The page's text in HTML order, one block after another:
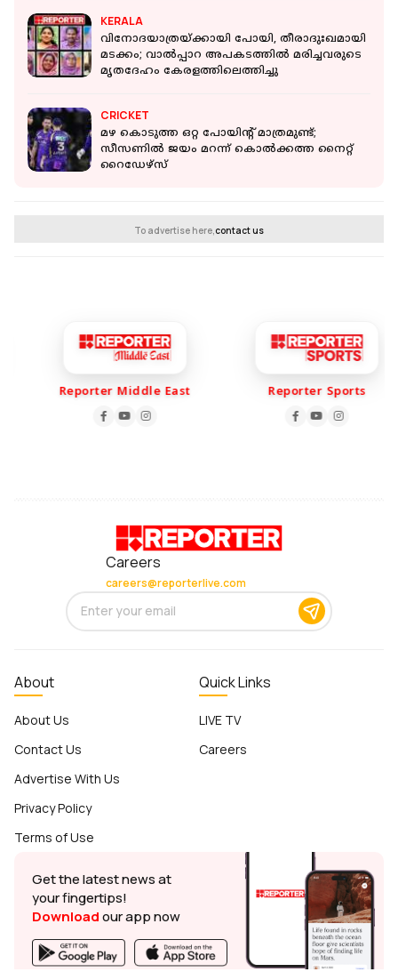
KERALA
വിനോദയാത്രയ്ക്കായി പോയി, തീരാദുഃഖമായി
മടക്കം; വാല്‍പ്പാറ അപകടത്തിൽ മരിച്ചവരുടെ
മൃതദേഹം കേരളത്തിലെത്തിച്ചു
CRICKET
മഴ കൊടുത്ത ഒറ്റ പോയിന്റ് മാത്രമുണ്ട്;
സീസണിൽ ജയം മറന്ന് കൊൽക്കത്ത നൈറ്റ്
റൈഡേഴ്സ്‌
To advertise here,contact us
Reporter Middle East Reporter Sports
Careers
careers@reporterlive.com
About
About Us
Contact Us
Advertise With Us
Privacy Policy
Terms of Use
Quick Links
LIVE TV
Careers
Get the latest news at
your fingertips!
Downloadour app now